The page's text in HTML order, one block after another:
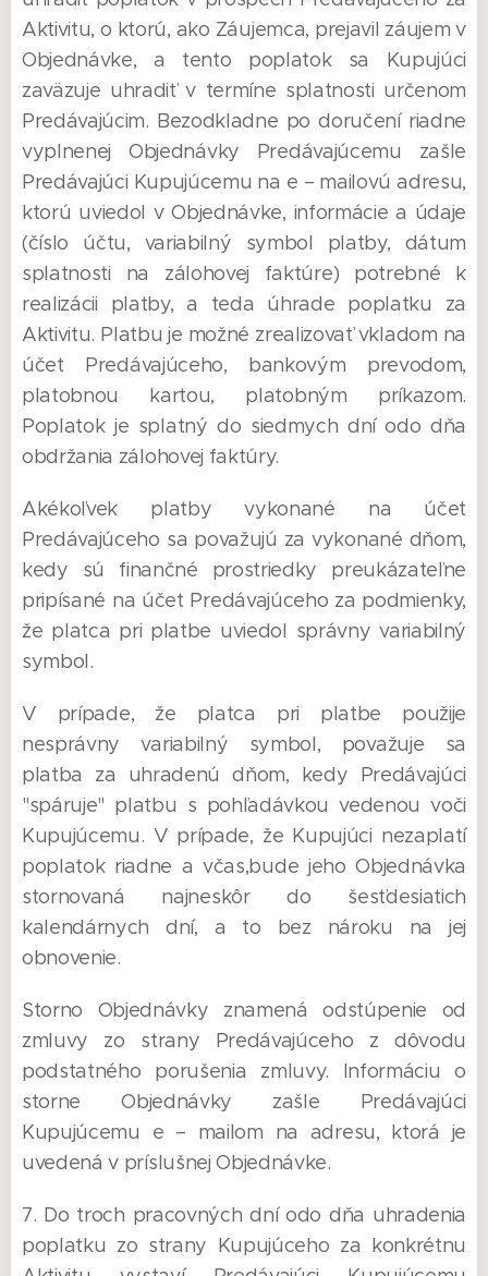
Aktivitu, o ktorú, ako Záujemca, prejavil záujem v
Objednávke, a tento poplatok sa Kupujúci
zaväzuje uhradiť v termíne splatnosti určenom
Predávajúcim. Bezodkladne po doručení riadne
vyplnenej Objednávky Predávajúcemu zašle
Predávajúci Kupujúcemu na e – mailovú adresu,
ktorú uviedol v Objednávke, informácie a údaje
(číslo účtu, variabilný symbol platby, dátum
splatnosti na zálohovej faktúre) potrebné k
realizácii platby, a teda úhrade poplatku za
Aktivitu. Platbu je možné zrealizovať vkladom na
účet Predávajúceho, bankovým prevodom,
platobnou kartou, platobným príkazom.
Poplatok je splatný do siedmych dní odo dňa
obdržania zálohovej faktúry.
Akékoľvek platby vykonané na účet
Predávajúceho sa považujú za vykonané dňom,
kedy sú finančné prostriedky preukázateľne
pripísané na účet Predávajúceho za podmienky,
že platca pri platbe uviedol správny variabilný
symbol.
V prípade, že platca pri platbe použije
nesprávny variabilný symbol, považuje sa
platba za uhradenú dňom, kedy Predávajúci
"spáruje" platbu s pohľadávkou vedenou voči
Kupujúcemu. V prípade, že Kupujúci nezaplatí
poplatok riadne a včas,bude jeho Objednávka
stornovaná najneskôr do šesťdesiatich
kalendárnych dní, a to bez nároku na jej
obnovenie.
Storno Objednávky znamená odstúpenie od
zmluvy zo strany Predávajúceho z dôvodu
podstatného porušenia zmluvy. Informáciu o
storne Objednávky zašle Predávajúci
Kupujúcemu e – mailom na adresu, ktorá je
uvedená v príslušnej Objednávke.
7. Do troch pracovných dní odo dňa uhradenia
poplatku zo strany Kupujúceho za konkrétnu